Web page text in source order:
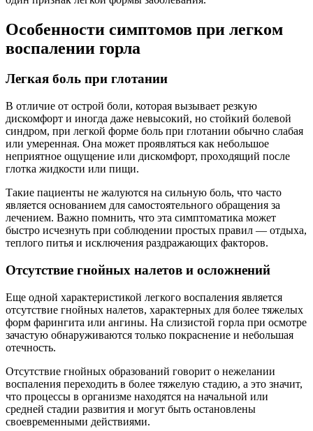
Особенности симптомов при легком
воспалении горла
Легкая боль при глотании
В отличие от острой боли, которая вызывает резкую
дискомфорт и иногда даже невысокий, но стойкий болевой
синдром, при легкой форме боль при глотании обычно слабая
или умеренная. Она может проявляться как небольшое
неприятное ощущение или дискомфорт, проходящий после
глотка жидкости или пищи.
Такие пациенты не жалуются на сильную боль, что часто
является основанием для самостоятельного обращения за
лечением. Важно помнить, что эта симптоматика может
быстро исчезнуть при соблюдении простых правил — отдыха,
теплого питья и исключения раздражающих факторов.
Отсутствие гнойных налетов и осложнений
Еще одной характеристикой легкого воспаления является
отсутствие гнойных налетов, характерных для более тяжелых
форм фарингита или ангины. На слизистой горла при осмотре
зачастую обнаруживаются только покраснение и небольшая
отечность.
Отсутствие гнойных образований говорит о нежелании
воспаления переходить в более тяжелую стадию, а это значит,
что процессы в организме находятся на начальной или
средней стадии развития и могут быть остановлены
своевременными действиями.